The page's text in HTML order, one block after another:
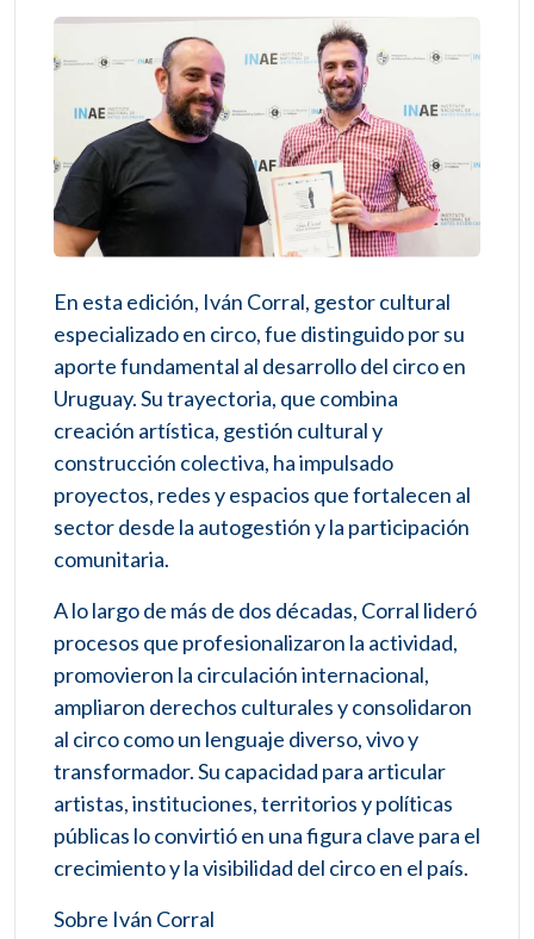
En esta edición, Iván Corral, gestor cultural
especializado en circo, fue distinguido por su
aporte fundamental al desarrollo del circo en
Uruguay. Su trayectoria, que combina
creación artística, gestión cultural y
construcción colectiva, ha impulsado
proyectos, redes y espacios que fortalecen al
sector desde la autogestión y la participación
comunitaria.
A lo largo de más de dos décadas, Corral lideró
procesos que profesionalizaron la actividad,
promovieron la circulación internacional,
ampliaron derechos culturales y consolidaron
al circo como un lenguaje diverso, vivo y
transformador. Su capacidad para articular
artistas, instituciones, territorios y políticas
públicas lo convirtió en una figura clave para el
crecimiento y la visibilidad del circo en el país.
Sobre Iván Corral